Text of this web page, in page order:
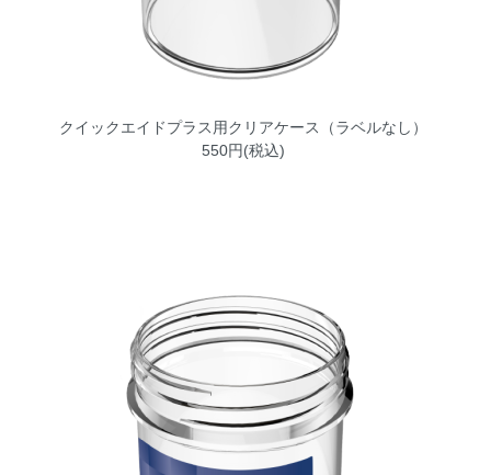
クイックエイドプラス用クリアケース（ラベルなし）
550円(税込)